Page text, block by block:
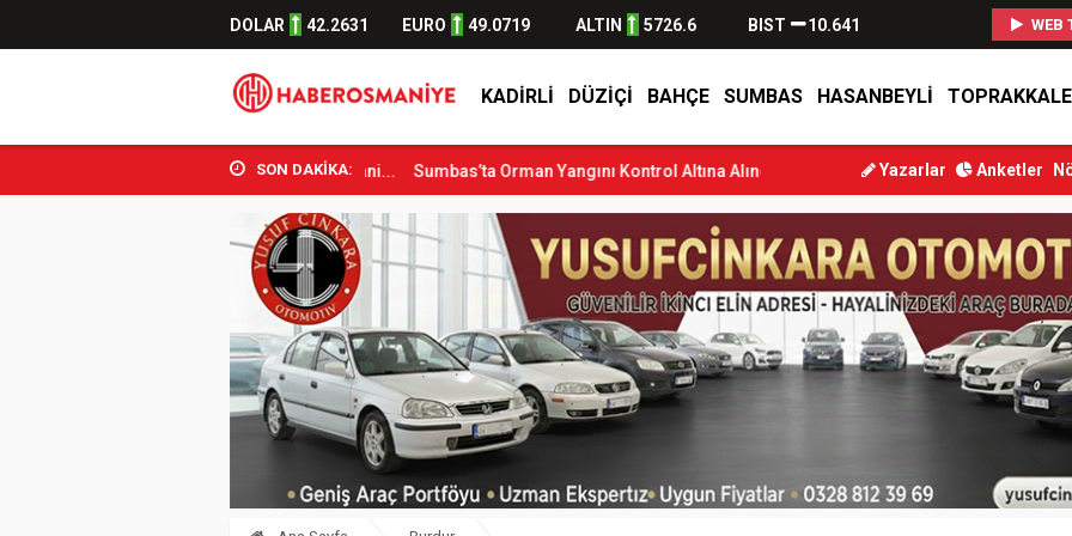
DOLAR 42.2631 EURO 49.0719 ALTIN 5726.6 BIST 10.641 WEB
KADIRLI DÜZIÇI BAHÇE SUMBAS HASANBEYLI TOPRAKKALE
SON DAKİKA:
Bakanı Osman Aşkın Bak Osmani... Sumbas’ta Orman Yangını Kontrol Altına Alındı Osmaniye’de Tren Çarpması: Genç Yaralandı
Yazarlar Anketler